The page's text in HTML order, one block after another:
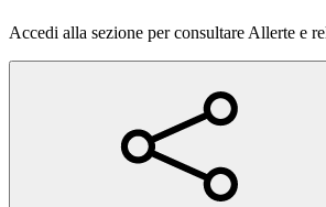
Accedi alla sezione per consultare Allerte e